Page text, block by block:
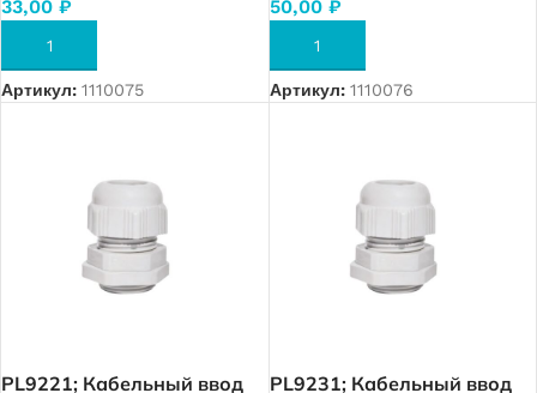
33,00 ₽
В КОРЗИНУ
Артикул: 1110075
50,00 ₽
В КОРЗИНУ
Артикул: 1110076
PL9221; Кабельный ввод
PL9231; Кабельный ввод